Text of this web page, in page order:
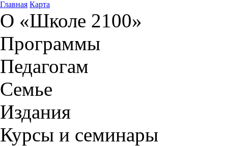
Главная Карта
О «Школе 2100»
Программы
Педагогам
Семье
Издания
Курсы и семинары